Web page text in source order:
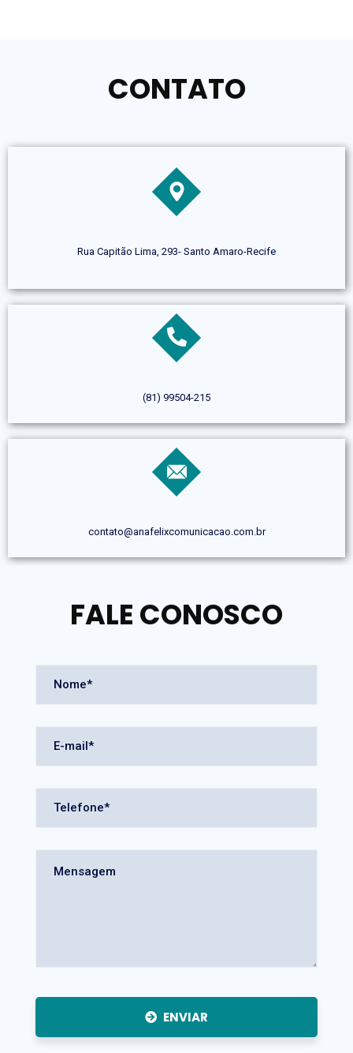
CONTATO
Rua Capitão Lima, 293- Santo Amaro-Recife
(81) 99504-215
contato@anafelixcomunicacao.com.br
FALE CONOSCO
ENVIAR